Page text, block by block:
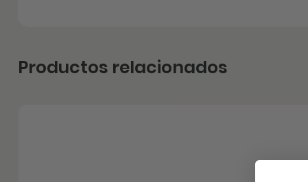
Productos relacionados